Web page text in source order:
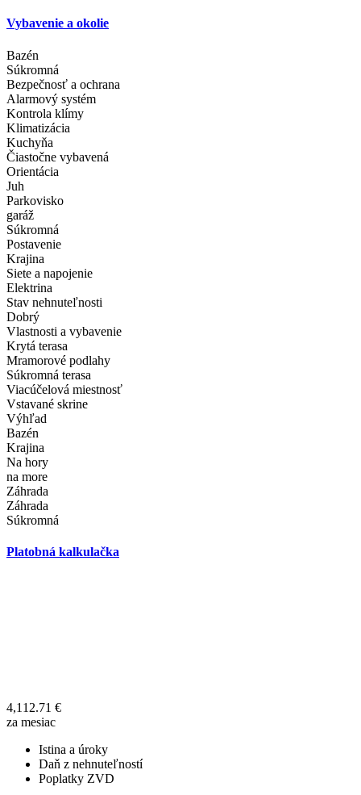
Vybavenie a okolie
Bazén
Súkromná
Bezpečnosť a ochrana
Alarmový systém
Kontrola klímy
Klimatizácia
Kuchyňa
Čiastočne vybavená
Orientácia
Juh
Parkovisko
garáž
Súkromná
Postavenie
Krajina
Siete a napojenie
Elektrina
Stav nehnuteľnosti
Dobrý
Vlastnosti a vybavenie
Krytá terasa
Mramorové podlahy
Súkromná terasa
Viacúčelová miestnosť
Vstavané skrine
Výhľad
Bazén
Krajina
Na hory
na more
Záhrada
Záhrada
Súkromná
Platobná kalkulačka
4,112.71 €
za mesiac
Istina a úroky
Daň z nehnuteľností
Poplatky ZVD